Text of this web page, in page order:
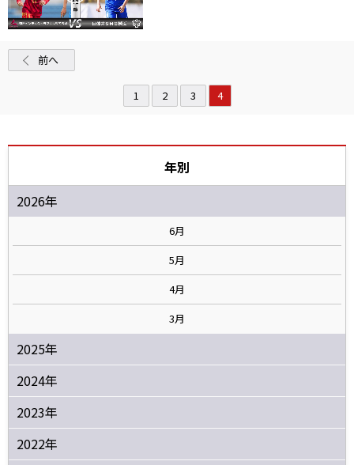
前へ
1 2 3 4
年別
2026年
6月
5月
4月
3月
2025年
2024年
2023年
2022年